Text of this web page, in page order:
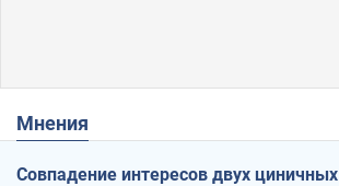
Мнения
Совпадение интересов двух циничных